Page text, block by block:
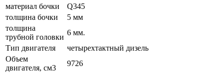
материал бочки
Q345
толщина бочки
5 мм
толщина
трубной головки
6 мм.
Тип двигателя
четырехтактный дизель
Объем
двигателя, см3
9726